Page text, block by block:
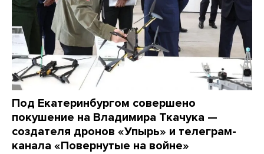
Под Екатеринбургом совершено
покушение на Владимира Ткачука —
создателя дронов «Упырь» и телеграм-
канала «Повернутые на войне»